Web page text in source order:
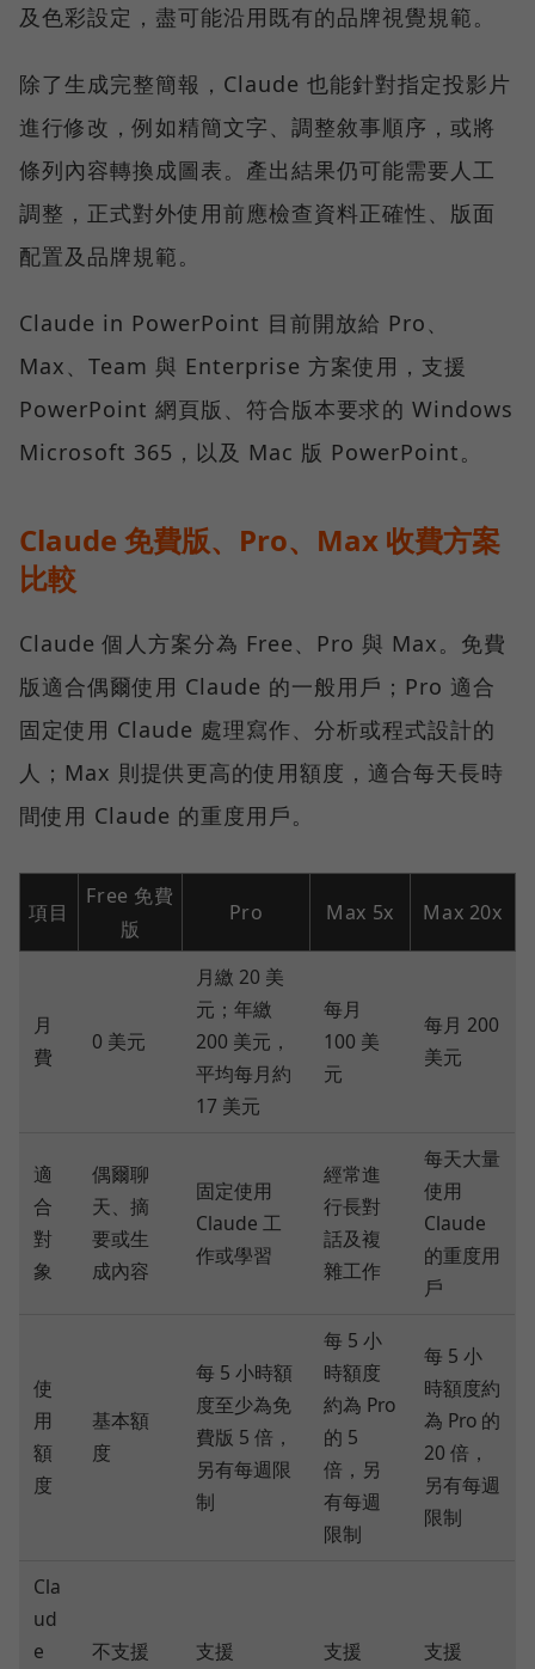
及色彩設定，盡可能沿用既有的品牌視覺規範。
除了生成完整簡報，Claude 也能針對指定投影片
進行修改，例如精簡文字、調整敘事順序，或將
條列內容轉換成圖表。產出結果仍可能需要人工
調整，正式對外使用前應檢查資料正確性、版面
配置及品牌規範。
Claude in PowerPoint 目前開放給 Pro、
Max、Team 與 Enterprise 方案使用，支援
PowerPoint 網頁版、符合版本要求的 Windows
Microsoft 365，以及 Mac 版 PowerPoint。
Claude 免費版、Pro、Max 收費方案
比較
Claude 個人方案分為 Free、Pro 與 Max。免費
版適合偶爾使用 Claude 的一般用戶；Pro 適合
固定使用 Claude 處理寫作、分析或程式設計的
人；Max 則提供更高的使用額度，適合每天長時
間使用 Claude 的重度用戶。
項目
Free 免費
版
Pro Max 5x Max 20x
月
費
0 美元
月繳 20 美
元；年繳
200 美元，
平均每月約
17 美元
每月
100 美
元
每月 200
美元
適
合
對
象
偶爾聊
天、摘
要或生
成內容
固定使用
Claude 工
作或學習
經常進
行長對
話及複
雜工作
每天大量
使用
Claude
的重度用
戶
使
用
額
度
基本額
度
每 5 小時額
度至少為免
費版 5 倍，
另有每週限
制
每 5 小
時額度
約為 Pro
的 5
倍，另
有每週
限制
每 5 小
時額度約
為 Pro 的
20 倍，
另有每週
限制
Cla
ud
e
不支援 支援 支援 支援